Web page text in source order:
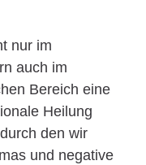
nur im
auch im
Bereich eine
Heilung
den wir
und negative